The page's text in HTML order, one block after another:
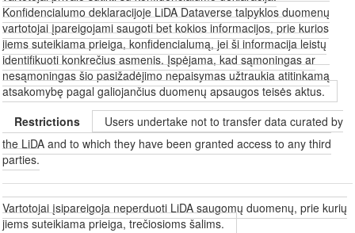
Konfidencialumo deklaracijoje LiDA Dataverse talpyklos duomenų
vartotojai įpareigojami saugoti bet kokios informacijos, prie kurios
jiems suteikiama prieiga, konfidencialumą, jei ši informacija leistų
identifikuoti konkrečius asmenis. Įspėjama, kad sąmoningas ar
nesąmoningas šio pasižadėjimo nepaisymas užtraukia atitinkamą
atsakomybę pagal galiojančius duomenų apsaugos teisės aktus.
Restrictions
Users undertake not to transfer data curated by
the LiDA and to which they have been granted access to any third
parties.
Vartotojai įsipareigoja neperduoti LiDA saugomų duomenų, prie kurių
jiems suteikiama prieiga, trečiosioms šalims.